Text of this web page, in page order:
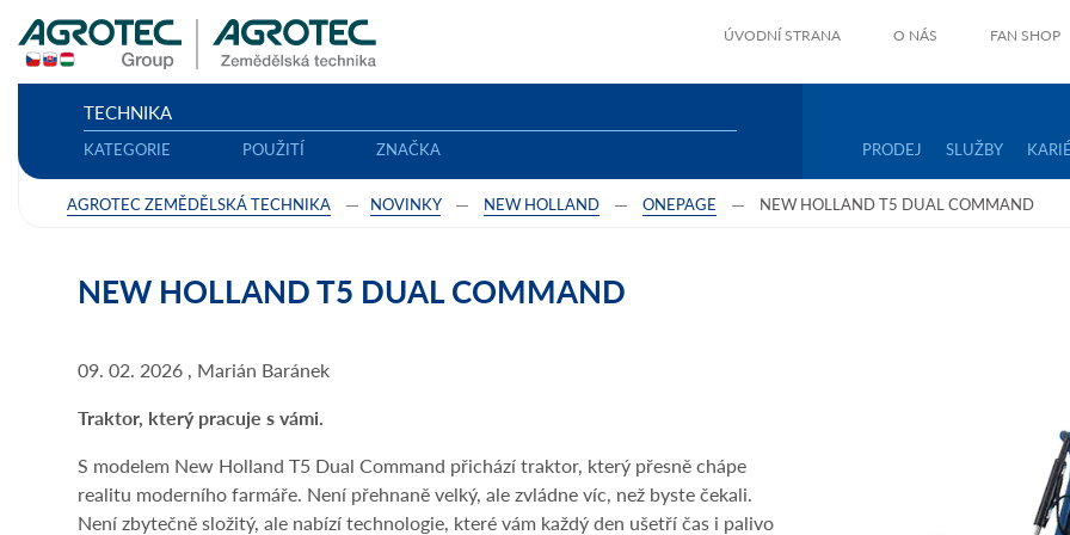
ÚVODNÍ STRANA O NÁS FAN SHOP
TECHNIKA
KATEGORIE POUŽITÍ ZNAČKA PRODEJ SLUŽBY
AGROTEC ZEMĚDĚLSKÁ TECHNIKA NOVINKY NEW HOLLAND ONEPAGE NEW HOLLAND T5 DUAL COMMAND
NEW HOLLAND T5 DUAL COMMAND
09. 02. 2026 , Marián Baránek
Traktor, který pracuje s vámi.
S modelem New Holland T5 Dual Command přichází traktor, který přesně chápe
realitu moderního farmáře. Není přehnaně velký, ale zvládne víc, než byste čekali.
Není zbytečně složitý, ale nabízí technologie, které vám každý den ušetří čas i palivo